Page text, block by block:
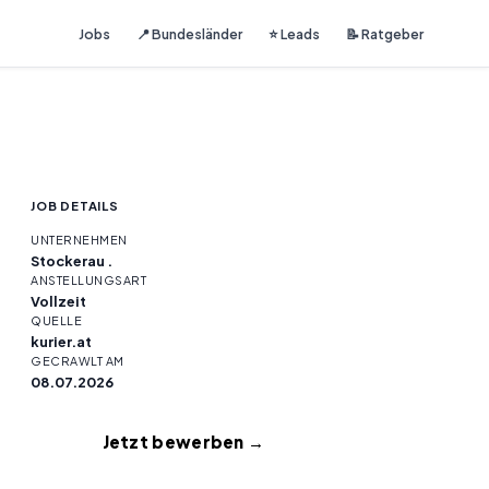
Jobs 📍 Bundesländer ⭐ Leads 📝 Ratgeber
JOB DETAILS
UNTERNEHMEN
Stockerau .
ANSTELLUNGSART
Vollzeit
QUELLE
kurier.at
GECRAWLT AM
08.07.2026
Jetzt bewerben →